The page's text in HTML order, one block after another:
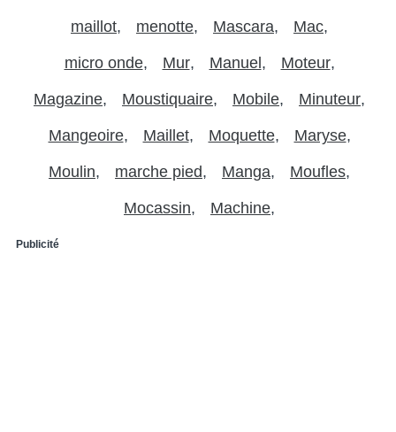
maillot menotte Mascara Mac
micro onde Mur Manuel Moteur
Magazine Moustiquaire Mobile Minuteur
Mangeoire Maillet Moquette Maryse
Moulin marche pied Manga Moufles
Mocassin Machine
Publicité